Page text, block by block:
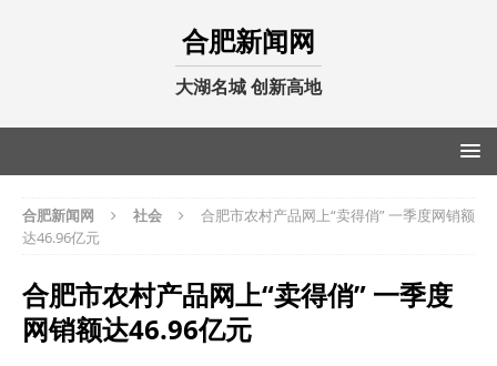
合肥新闻网
大湖名城 创新高地
合肥新闻网 社会
合肥市农村产品网上“卖得俏” 一季度网销额
达46.96亿元
合肥市农村产品网上“卖得俏” 一季度
网销额达46.96亿元